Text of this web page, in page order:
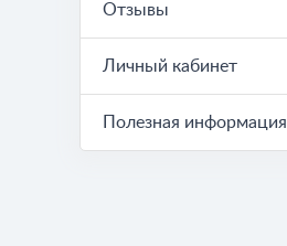
Отзывы
Личный кабинет
Полезная информация